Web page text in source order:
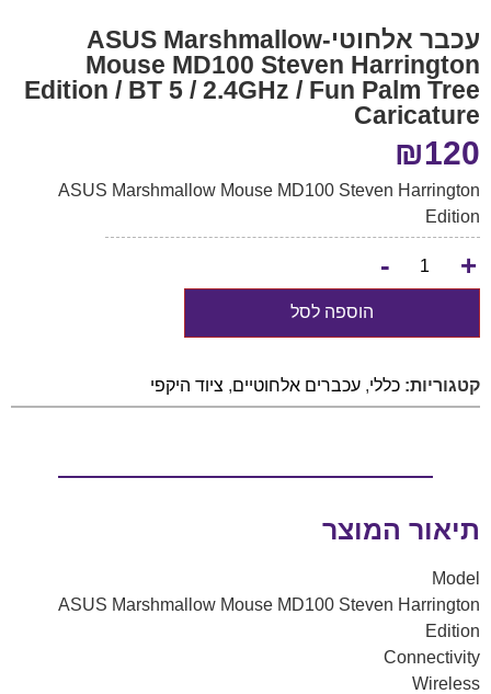
עכבר אלחוטי-ASUS Marshmallow
Mouse MD100 Steven Harrington
Edition / BT 5 / 2.4GHz / Fun Palm Tree
Caricature
₪120
ASUS Marshmallow Mouse MD100 Steven Harrington
Edition
+
-
הוספה לסל
קטגוריות: כללי, עכברים אלחוטיים, ציוד היקפי
תיאור המוצר
Model
ASUS Marshmallow Mouse MD100 Steven Harrington
Edition
Connectivity
Wireless